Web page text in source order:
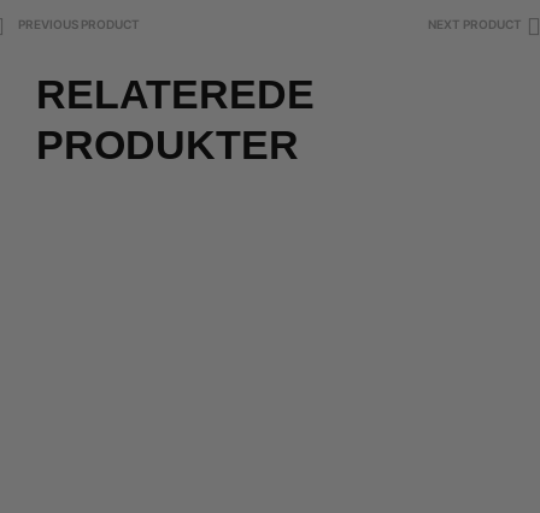
PREVIOUS PRODUCT NEXT PRODUCT
RELATEREDE
PRODUKTER